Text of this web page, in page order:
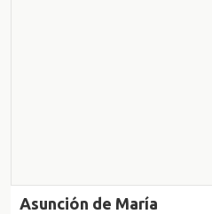
Asunción de María